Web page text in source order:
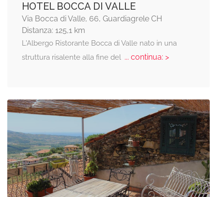
HOTEL BOCCA DI VALLE
Via Bocca di Valle, 66, Guardiagrele CH
Distanza: 125,1 km
L'Albergo Ristorante Bocca di Valle nato in una
struttura risalente alla fine del... continua: >